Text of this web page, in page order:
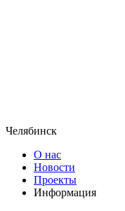
Челябинск
О нас
Новости
Проекты
Информация